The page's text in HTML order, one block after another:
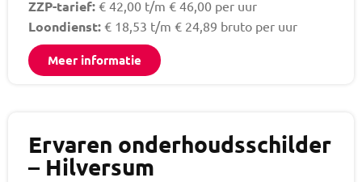
ZZP-tarief: € 42,00 t/m € 46,00 per uur
Loondienst: € 18,53 t/m € 24,89 bruto per uur
Meer informatie
Ervaren onderhoudsschilder
– Hilversum